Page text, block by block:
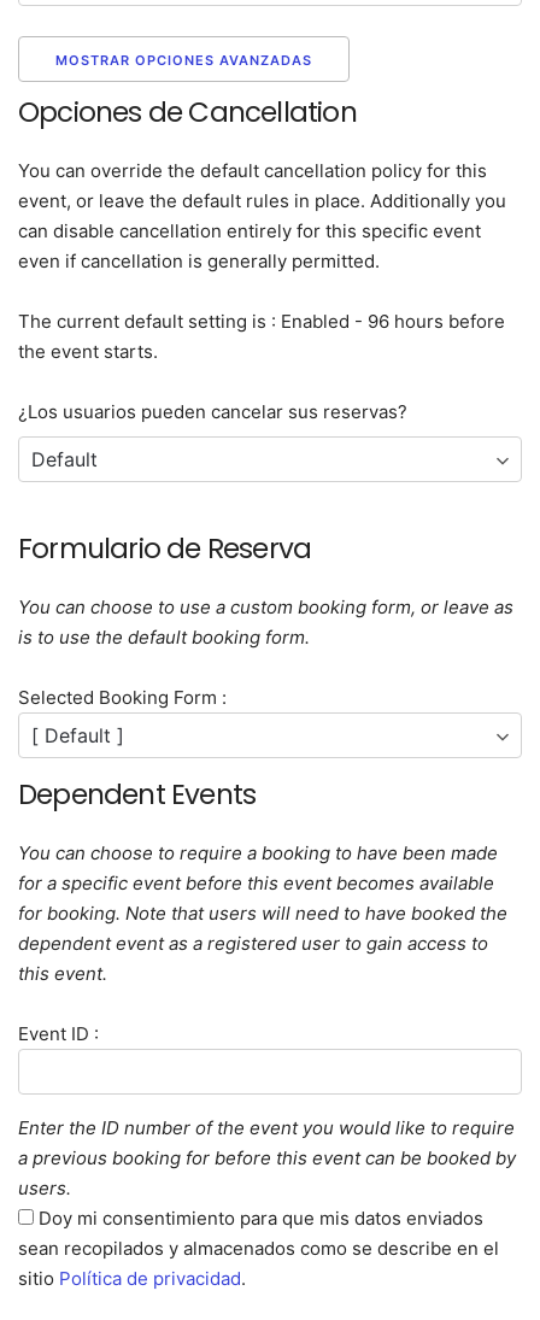
MOSTRAR OPCIONES AVANZADAS
Opciones de Cancellation
You can override the default cancellation policy for this
event, or leave the default rules in place. Additionally you
can disable cancellation entirely for this specific event
even if cancellation is generally permitted.
The current default setting is : Enabled - 96 hours before
the event starts.
¿Los usuarios pueden cancelar sus reservas?
Formulario de Reserva
You can choose to use a custom booking form, or leave as
is to use the default booking form.
Selected Booking Form :
Dependent Events
You can choose to require a booking to have been made
for a specific event before this event becomes available
for booking. Note that users will need to have booked the
dependent event as a registered user to gain access to
this event.
Event ID :
Enter the ID number of the event you would like to require
a previous booking for before this event can be booked by
users.
Doy mi consentimiento para que mis datos enviados
sean recopilados y almacenados como se describe en el
sitio Política de privacidad.